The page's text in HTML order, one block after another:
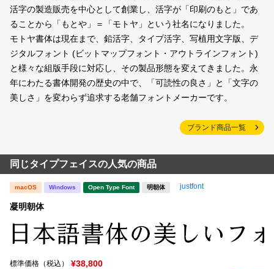
活字の製造販売を中心として創業し、活字が「印刷のもと」であ
ることから「もとや」＝「モトヤ」という社名になりました。
モトヤ書体は現在まで、鉛活字、タイプ活字、写植用文字版、デ
ジタルフォント (ビットマップフォント・アウトラインフォント)
と様々な組版手段に対応し、その製品形態を変えてきました。永
年にわたる書体開発の歴史の中で、「可読性の良さ」と「文字の
美しさ」を変わらず追求する老舗フォントメーカーです。
ブランド商品一覧
同じタイプフェイスの人気の商品
macOS Windows Open Type Font 明朝体 justfont
凝明朝体
標準価格（税込） ¥38,800